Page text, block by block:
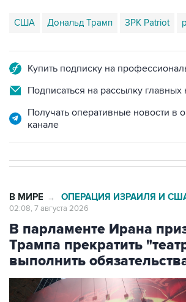
США Дональд Трамп ЗРК Patriot
Купить подписку на
Подписаться на рассылку главных
Получать оперативные новости в
канале
В МИРЕ → ОПЕРАЦИЯ ИЗРАИЛЯ И
02:08, 7 августа 2026
В парламенте Ирана
Трампа прекратить
выполнить